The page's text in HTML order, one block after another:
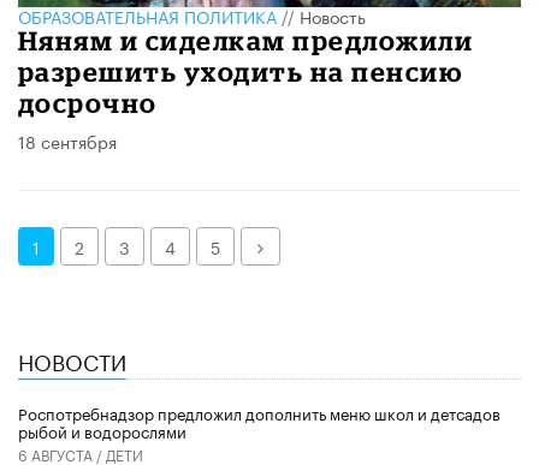
ОБРАЗОВАТЕЛЬНАЯ ПОЛИТИКА//Новость
Няням и сиделкам предложили
разрешить уходить на пенсию
досрочно
18 сентября
1 2 3 4 5 Далее
НОВОСТИ
Роспотребнадзор предложил дополнить меню школ и детсадов
рыбой и водорослями
6 АВГУСТА / ДЕТИ